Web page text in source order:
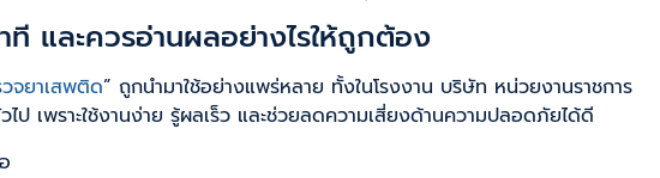
ที และควรอ่านผลอย่างไรให้ถูกต้อง
จยาเสพติด” ถูกนำมาใช้อย่างแพร่หลาย ทั้งในโรงงาน บริษัท หน่วยงานราชการ
ป เพราะใช้งานง่าย รู้ผลเร็ว และช่วยลดความเสี่ยงด้านความปลอดภัยได้ดี